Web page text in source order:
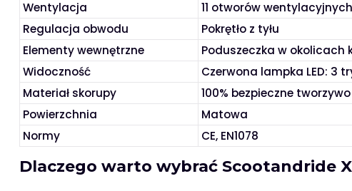
Wentylacja
11 otworów
Regulacja obwodu
Pokrętło z tyłu
Elementy wewnętrzne
Poduszeczka w okolicach
Widoczność
Czerwona lampka LED: 3
Materiał skorupy
100% bezpieczne
Powierzchnia
Matowa
Normy
CE, EN1078
Dlaczego warto wybrać Scootandride